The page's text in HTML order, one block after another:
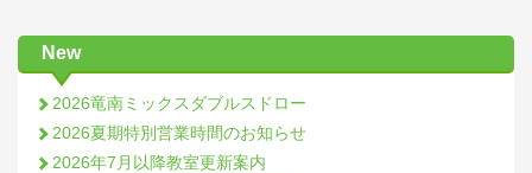
New
2026竜南ミックスダブルスドロー
2026夏期特別営業時間のお知らせ
2026年7月以降教室更新案内